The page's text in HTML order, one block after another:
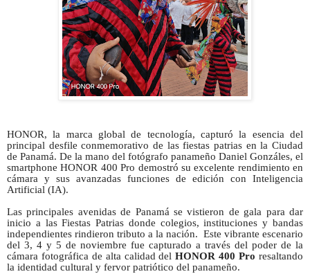
HONOR, la marca global de tecnología, capturó la esencia del
principal desfile conmemorativo de las fiestas patrias en la Ciudad
de Panamá. De la mano del fotógrafo panameño Daniel Gonzáles, el
smartphone HONOR 400 Pro demostró su excelente rendimiento en
cámara y sus avanzadas funciones de edición con Inteligencia
Artificial (IA).
Las principales avenidas de Panamá se vistieron de gala para dar
inicio a las Fiestas Patrias donde colegios, instituciones y bandas
independientes rindieron tributo a la nación. Este vibrante escenario
del 3, 4 y 5 de noviembre fue capturado a través del poder de la
cámara fotográfica de alta calidad delHONOR 400 Pro resaltando
la identidad cultural y fervor patriótico del panameño.